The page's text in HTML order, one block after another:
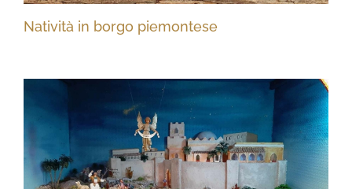
Natività in borgo piemontese